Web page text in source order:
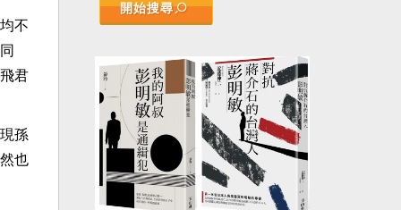
不
君
孫
也
開始搜尋